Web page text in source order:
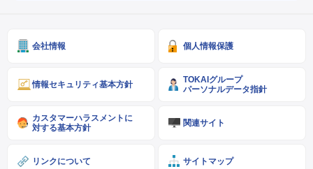
会社情報 個人情報保護
情報セキュリティ基本方針
TOKAIグループ
パーソナルデータ指針
カスタマーハラスメントに
対する基本方針
関連サイト
リンクについて サイトマップ